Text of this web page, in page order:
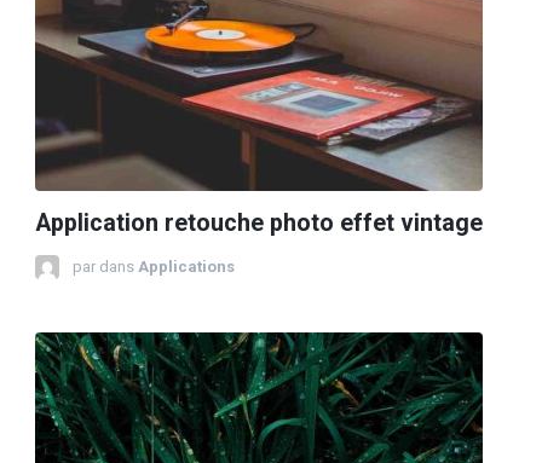
Application retouche photo effet vintage
par dans Applications